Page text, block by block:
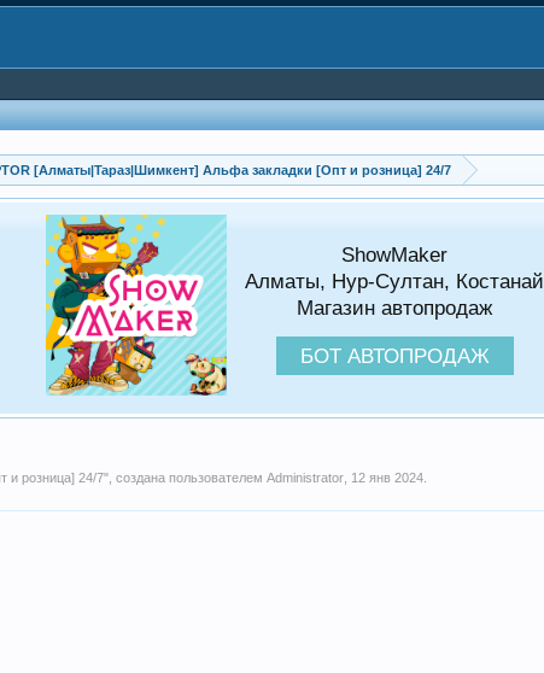
[Алматы|Taраз|Шимкент] Альфа закладки [Опт и розница] 24/7
ShowMaker
Алматы, Нур-Султан, Костанай
Магазин автопродаж
БОТ АВТОПРОДАЖ
и розница] 24/7", создана пользователемAdministrator 12 янв 2024